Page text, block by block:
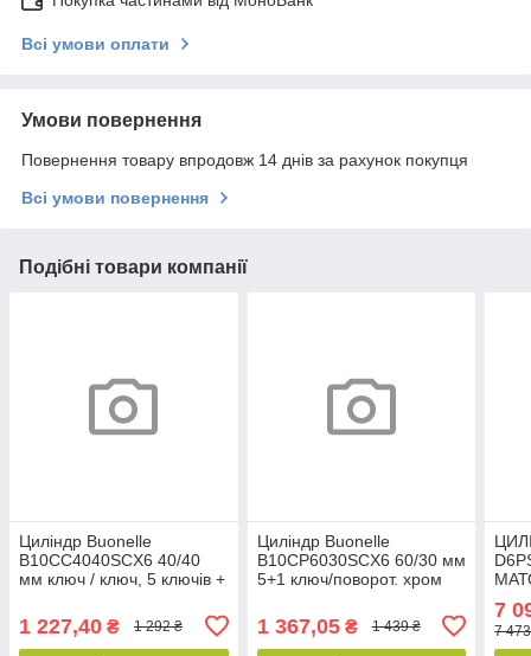
Всі умови оплати
Умови повернення
Повернення товару впродовж 14 днів за рахунок покупця
Всі умови повернення
Подібні товари компанії
Циліндр Buonellе
B10CC4040SCX6 40/40
мм ключ / ключ, 5 ключів +
матовий
1 227,40 ₴ 1 292 ₴
Циліндр Buonellе
B10CP6030SCX6 60/30 мм
5+1 ключ/поворот. хром
1 367,05₴ 1 439 ₴
7
7